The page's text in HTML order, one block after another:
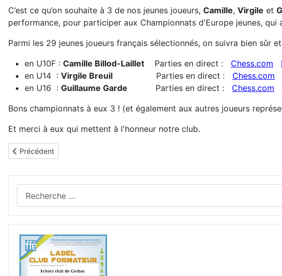
C’est ce qu’on souhaite à 3 de nos jeunes joueurs, Camille, Virgile et
performance, pour participer aux Championnats d'Europe jeunes,
Parmi les 29 jeunes joueurs français sélectionnés, on suivra bien sûr
en U10F : Camille Billod-Laillet Parties en direct : Chess.com
en U14 : Virgile Breuil Parties en direct : Chess.com
en U16 : Guillaume Garde Parties en direct : Chess.com
Bons championnats à eux 3 ! (et également aux autres joueurs
Et merci à eux qui mettent à l'honneur notre club.
Article précédent : du 2 au 4 janvier, phase 2 du Top Jeunes, déterminante pour
Précédent